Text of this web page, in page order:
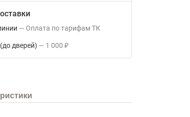
Оплата по тарифам ТК
дверей) 1 000 ₽